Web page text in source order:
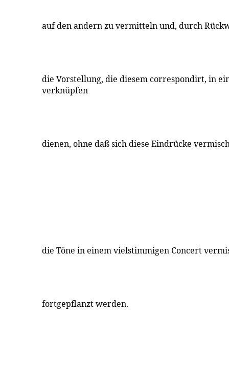
auf den andern zu vermitteln und, durch
die Vorstellung, die diesem correspondirt, in
verknüpfen
dienen, ohne daß sich diese Eindrücke
die Töne in einem vielstimmigen Concert
fortgepflanzt werden.